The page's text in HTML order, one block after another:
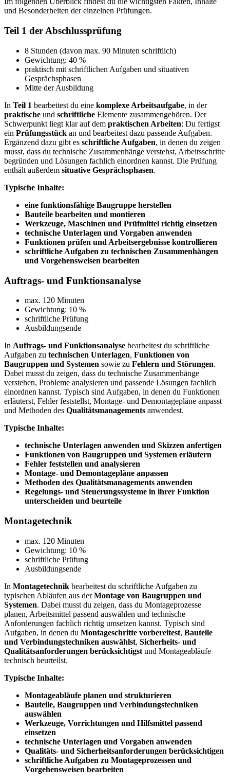
und Besonderheiten der einzelnen Prüfungen.
Teil 1 der Abschlussprüfung
8 Stunden (davon max. 90 Minuten schriftlich)
Gewichtung: 40 %
praktisch mit schriftlichen Aufgaben und situativen
Gesprächsphasen
Mitte der Ausbildung
In Teil 1 bearbeitest du eine komplexe Arbeitsaufgabe, in der
praktische und schriftliche Elemente zusammengehören. Der
Schwerpunkt liegt klar auf dem praktischen Arbeiten: Du fertigst
ein Prüfungsstück an und bearbeitest dazu passende Aufgaben.
Ergänzend dazu gibt es schriftliche Aufgaben, in denen du zeigen
musst, dass du technische Zusammenhänge verstehst, Arbeitsschritte
begründen und Lösungen fachlich einordnen kannst. Die Prüfung
enthält außerdem situative Gesprächsphasen.
Typische Inhalte:
eine funktionsfähige Baugruppe herstellen
Bauteile bearbeiten und montieren
Werkzeuge, Maschinen und Prüfmittel richtig einsetzen
technische Unterlagen und Vorgaben anwenden
Funktionen prüfen und Arbeitsergebnisse kontrollieren
schriftliche Aufgaben zu technischen Zusammenhängen
und Vorgehensweisen bearbeiten
Auftrags- und Funktionsanalyse
max. 120 Minuten
Gewichtung: 10 %
schriftliche Prüfung
Ausbildungsende
In Auftrags- und Funktionsanalyse bearbeitest du schriftliche
Aufgaben zu technischen Unterlagen, Funktionen von
Baugruppen und Systemen sowie zu Fehlern und Störungen.
Dabei musst du zeigen, dass du technische Zusammenhänge
verstehen, Probleme analysieren und passende Lösungen fachlich
einordnen kannst. Typisch sind Aufgaben, in denen du Funktionen
erläuterst, Fehler feststellst, Montage- und Demontagepläne anpasst
und Methoden des Qualitätsmanagements anwendest.
Typische Inhalte:
technische Unterlagen anwenden und Skizzen anfertigen
Funktionen von Baugruppen und Systemen erläutern
Fehler feststellen und analysieren
Montage- und Demontagepläne anpassen
Methoden des Qualitätsmanagements anwenden
Regelungs- und Steuerungssysteme in ihrer Funktion
unterscheiden und beurteile
Montagetechnik
max. 120 Minuten
Gewichtung: 10 %
schriftliche Prüfung
Ausbildungsende
In Montagetechnik bearbeitest du schriftliche Aufgaben zu
typischen Abläufen aus derMontage von Baugruppen und
Systemen. Dabei musst du zeigen, dass du Montageprozesse
planen, Arbeitsmittel passend auswählen und technische
Anforderungen fachlich richtig umsetzen kannst. Typisch sind
Aufgaben, in denen du Montageschritte vorbereitest, Bauteile
und Verbindungstechniken auswählst, Sicherheits- und
Qualitätsanforderungen berücksichtigst und Montageabläufe
technisch beurteilst.
Typische Inhalte:
Montageabläufe planen und strukturieren
Bauteile, Baugruppen und Verbindungstechniken
auswählen
Werkzeuge, Vorrichtungen und Hilfsmittel passend
einsetzen
technische Unterlagen und Vorgaben anwenden
Qualitäts- und Sicherheitsanforderungen berücksichtigen
schriftliche Aufgaben zu Montageprozessen und
Vorgehensweisen bearbeiten